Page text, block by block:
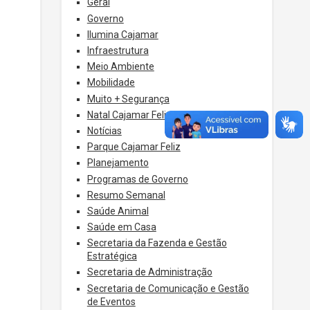
Geral
Governo
Ilumina Cajamar
Infraestrutura
Meio Ambiente
Mobilidade
Muito + Segurança
Natal Cajamar Feliz
Notícias
Parque Cajamar Feliz
Planejamento
Programas de Governo
Resumo Semanal
Saúde Animal
Saúde em Casa
Secretaria da Fazenda e Gestão
Estratégica
Secretaria de Administração
Secretaria de Comunicação e Gestão
de Eventos